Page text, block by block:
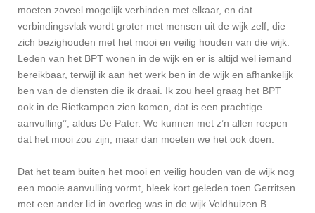
moeten zoveel mogelijk verbinden met elkaar, en dat
verbindingsvlak wordt groter met mensen uit de wijk zelf, die
zich bezighouden met het mooi en veilig houden van die wijk.
Leden van het BPT wonen in de wijk en er is altijd wel iemand
bereikbaar, terwijl ik aan het werk ben in de wijk en afhankelijk
ben van de diensten die ik draai. Ik zou heel graag het BPT
ook in de Rietkampen zien komen, dat is een prachtige
aanvulling’’, aldus De Pater. We kunnen met z’n allen roepen
dat het mooi zou zijn, maar dan moeten we het ook doen.
Dat het team buiten het mooi en veilig houden van de wijk nog
een mooie aanvulling vormt, bleek kort geleden toen Gerritsen
met een ander lid in overleg was in de wijk Veldhuizen B.